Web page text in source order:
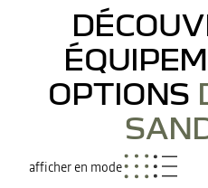
OPTIONS
afficher en mode